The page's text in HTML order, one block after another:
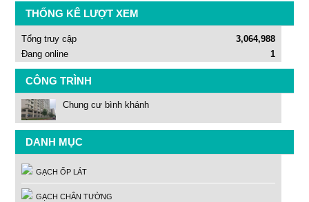
THỐNG KÊ LƯỢT XEM
Tổng truy cập
3,064,988
Đang online
1
CÔNG TRÌNH
Chung cư bình khánh
DANH MỤC
GẠCH ỐP LÁT
GẠCH CHÂN TƯỜNG